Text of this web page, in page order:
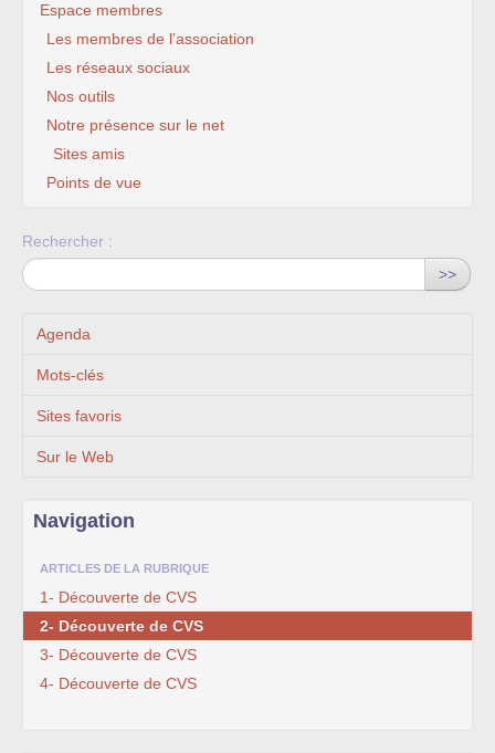
Espace membres
Les membres de l’association
Les réseaux sociaux
Nos outils
Notre présence sur le net
Sites amis
Points de vue
Rechercher :
>>
Agenda
Mots-clés
Sites favoris
Sur le Web
Navigation
ARTICLES DE LA RUBRIQUE
1- Découverte de CVS
2- Découverte de CVS
3- Découverte de CVS
4- Découverte de CVS